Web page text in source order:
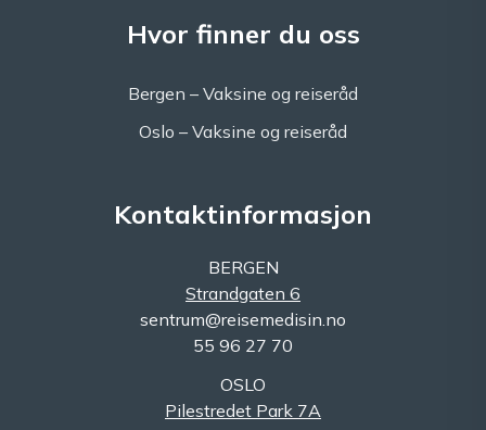
Hvor finner du oss
Bergen – Vaksine og reiseråd
Oslo – Vaksine og reiseråd
Kontaktinformasjon
BERGEN
Strandgaten 6
sentrum@reisemedisin.no
55 96 27 70
OSLO
Pilestredet Park 7A